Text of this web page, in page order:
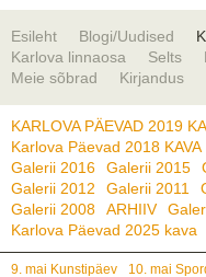
Esileht Blogi/Uudised
Karlova linnaosa
Selts
Meie sõbrad
Kirjandus
KARLOVA PÄEVAD 2019
Karlova Päevad 2018 KAVA
Galerii 2016
Galerii 2015
Galerii 2012
Galerii 2011
Galerii 2008
ARHIIV
Karlova Päevad 2025 kava
9. mai Kunstipäev 10. mai